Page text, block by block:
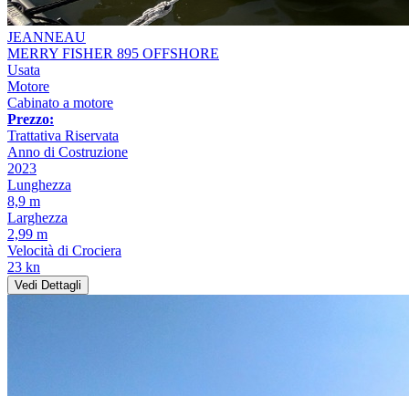
JEANNEAU
MERRY FISHER 895 OFFSHORE
Usata
Motore
Cabinato a motore
Prezzo:
Trattativa Riservata
Anno di Costruzione
2023
Lunghezza
8,9 m
Larghezza
2,99 m
Velocità di Crociera
23 kn
Vedi Dettagli